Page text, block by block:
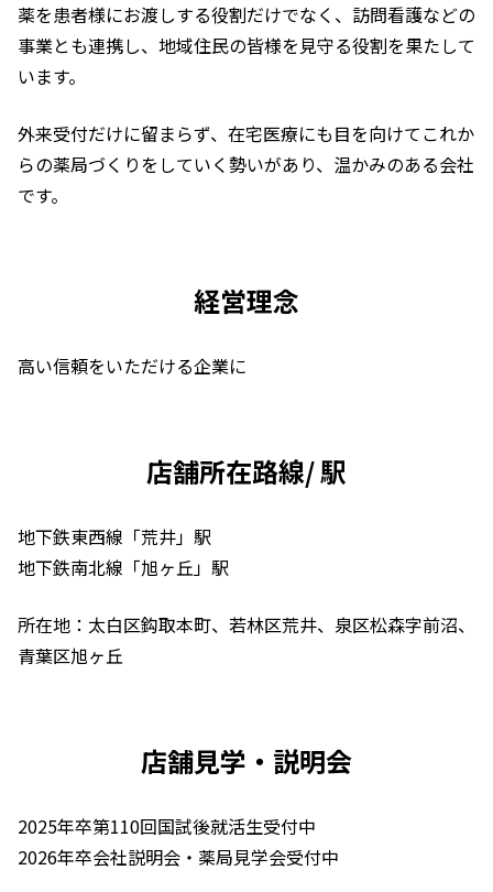
薬を患者様にお渡しする役割だけでなく、訪問看護などの
事業とも連携し、地域住民の皆様を見守る役割を果たして
います。
外来受付だけに留まらず、在宅医療にも目を向けてこれか
らの薬局づくりをしていく勢いがあり、温かみのある会社
です。
経営理念
高い信頼をいただける企業に
店舗所在路線/ 駅
地下鉄東西線「荒井」駅
地下鉄南北線「旭ヶ丘」駅
所在地：太白区鈎取本町、若林区荒井、泉区松森字前沼、
青葉区旭ヶ丘
店舗見学・説明会
2025年卒第110回国試後就活生受付中
2026年卒会社説明会・薬局見学会受付中